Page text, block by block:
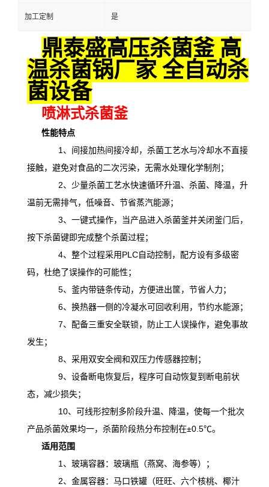
加工定制 是
鼎泰盛高压杀菌釜 高
温杀菌锅厂家 全自动杀
菌设备
喷淋式杀菌釜
性能特点
1、间接加热间接冷却，杀菌工艺水与冷却水不直接
接触，避免对食品的二次污染，无需水处理化学制剂；
2、少量杀菌工艺水快速循环升温、杀菌、降温，升
温前无需排气，低噪音、节省蒸汽能源；
3、一键式操作，当产品进入杀菌釜并关闭釜门后，
按下杀菌键即完成整个杀菌过程；
4、整个过程采用PLC自动控制，配方设有多级密
码，杜绝了误操作的可能性；
5、釜内带链条传动，方便进出筐，节省人力；
6、换热器一侧的冷凝水可回收利用，节约水能源；
7、配备三重安全联锁，防止工人误操作，避免事故
发生；
8、采用双安全阀和双压力传感器控制；
9、设备断电恢复后，程序可自动恢复到断电前状
态，减少损失；
10、可线形控制多阶段升温、降温， 使每一个批次
产品杀菌效果均一，杀菌阶段热分布控制在±0.5℃。
适用范围
1、玻璃容器：玻璃瓶（燕窝、海参等）；
2、金属容器：马口铁罐（旺旺、六个核桃、椰汁